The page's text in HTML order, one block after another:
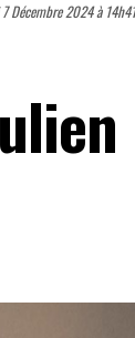
Décembre 2024 à 14h41